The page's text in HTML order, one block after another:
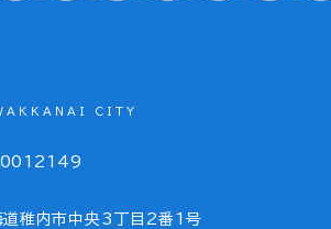
CITY
稚内市中央3丁目2番1号